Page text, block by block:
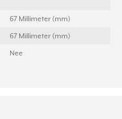
67 Millimeter (mm)
67 Millimeter (mm)
Nee